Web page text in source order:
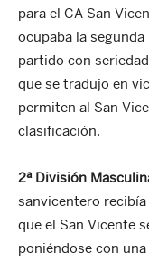
para el CA San
ocupaba la
partido con
que se tradujo en
permiten al San
clasificación.
2ª División
sanvicentero
que el San Vicente
poniéndose con